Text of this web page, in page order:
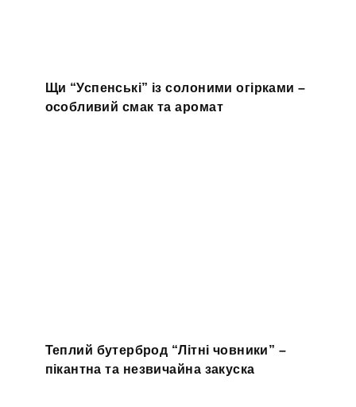
Щи “Успенські” із солоними огірками –
особливий смак та аромат
Теплий бутерброд “Літні човники” –
пікантна та незвичайна закуска